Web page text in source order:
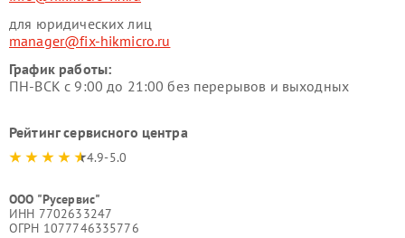
для юридических лиц
manager@fix-hikmicro.ru
График работы:
ПН-ВСК с 9:00 до 21:00 без перерывов и выходных
Рейтинг сервисного центра
4.9-5.0
ООО "Русервис"
ИНН 7702633247
ОГРН 1077746335776